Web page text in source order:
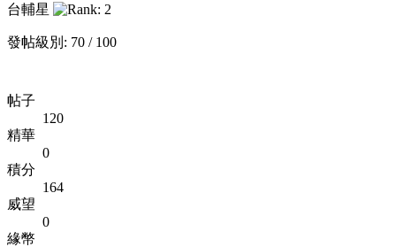
台輔星
發帖級別: 70 / 100
帖子
120
精華
0
積分
164
威望
0
緣幣